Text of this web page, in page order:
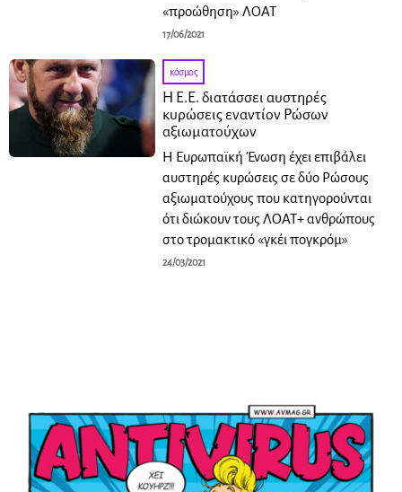
«προώθηση» ΛΟΑΤ
17/06/2021
κόσμος
Η Ε.Ε. διατάσσει αυστηρές
κυρώσεις εναντίον Ρώσων
αξιωματούχων
Η Ευρωπαϊκή Ένωση έχει επιβάλει
αυστηρές κυρώσεις σε δύο Ρώσους
αξιωματούχους που κατηγορούνται
ότι διώκουν τους ΛΟΑΤ+ ανθρώπους
στο τρομακτικό «γκέι πογκρόμ»
24/03/2021